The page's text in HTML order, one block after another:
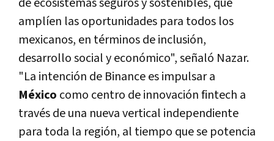
amplíen las oportunidades para todos los
mexicanos, en términos de inclusión,
desarrollo social y económico", señaló Nazar.
"La intención de Binance es impulsar a
México como centro de innovación fintech a
través de una nueva vertical independiente
para toda la región, al tiempo que se potencia